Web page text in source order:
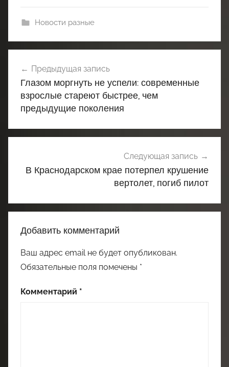
Новости разные
по
записям
Предыдущая запись
Глазом моргнуть не успели: современные
взрослые стареют быстрее, чем
предыдущие поколения
Следующая запись
В Краснодарском крае потерпел крушение
вертолет, погиб пилот
Добавить комментарий
Ваш адрес email не будет опубликован.
Обязательные поля помечены *
Комментарий *